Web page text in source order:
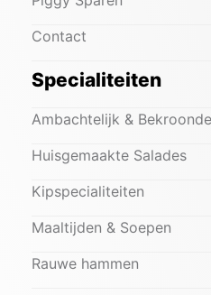
Contact
Specialiteiten
Ambachtelijk &
Huisgemaakte Salades
Kipspecialiteiten
Maaltijden & Soepen
Rauwe hammen